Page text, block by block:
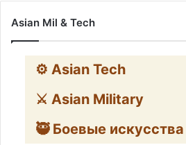
Asian Mil & Tech
⚙️ Asian Tech
⚔️ Asian Military
🥷 Боевые